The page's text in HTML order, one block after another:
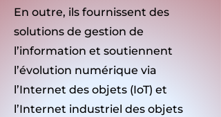
En outre, ils fournissent des
solutions de gestion de
l’information et soutiennent
l’évolution numérique via
l’Internet des objets (IoT) et
l’Internet industriel des objets